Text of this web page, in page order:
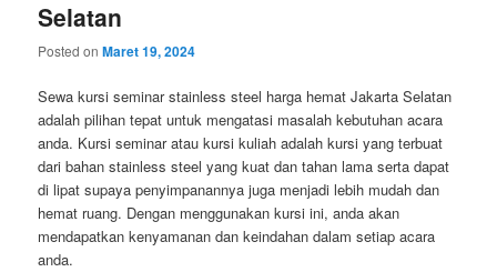
Selatan
Posted onMaret 19, 2024
Sewa kursi seminar stainless steel harga hemat Jakarta Selatan
adalah pilihan tepat untuk mengatasi masalah kebutuhan acara
anda. Kursi seminar atau kursi kuliah adalah kursi yang terbuat
dari bahan stainless steel yang kuat dan tahan lama serta dapat
di lipat supaya penyimpanannya juga menjadi lebih mudah dan
hemat ruang. Dengan menggunakan kursi ini, anda akan
mendapatkan kenyamanan dan keindahan dalam setiap acara
anda.